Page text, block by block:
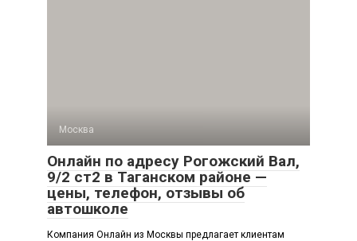
Москва
Онлайн по адресу Рогожский Вал,
9/2 ст2 в Таганском районе —
цены, телефон, отзывы об
автошколе
Компания Онлайн из Москвы предлагает клиентам